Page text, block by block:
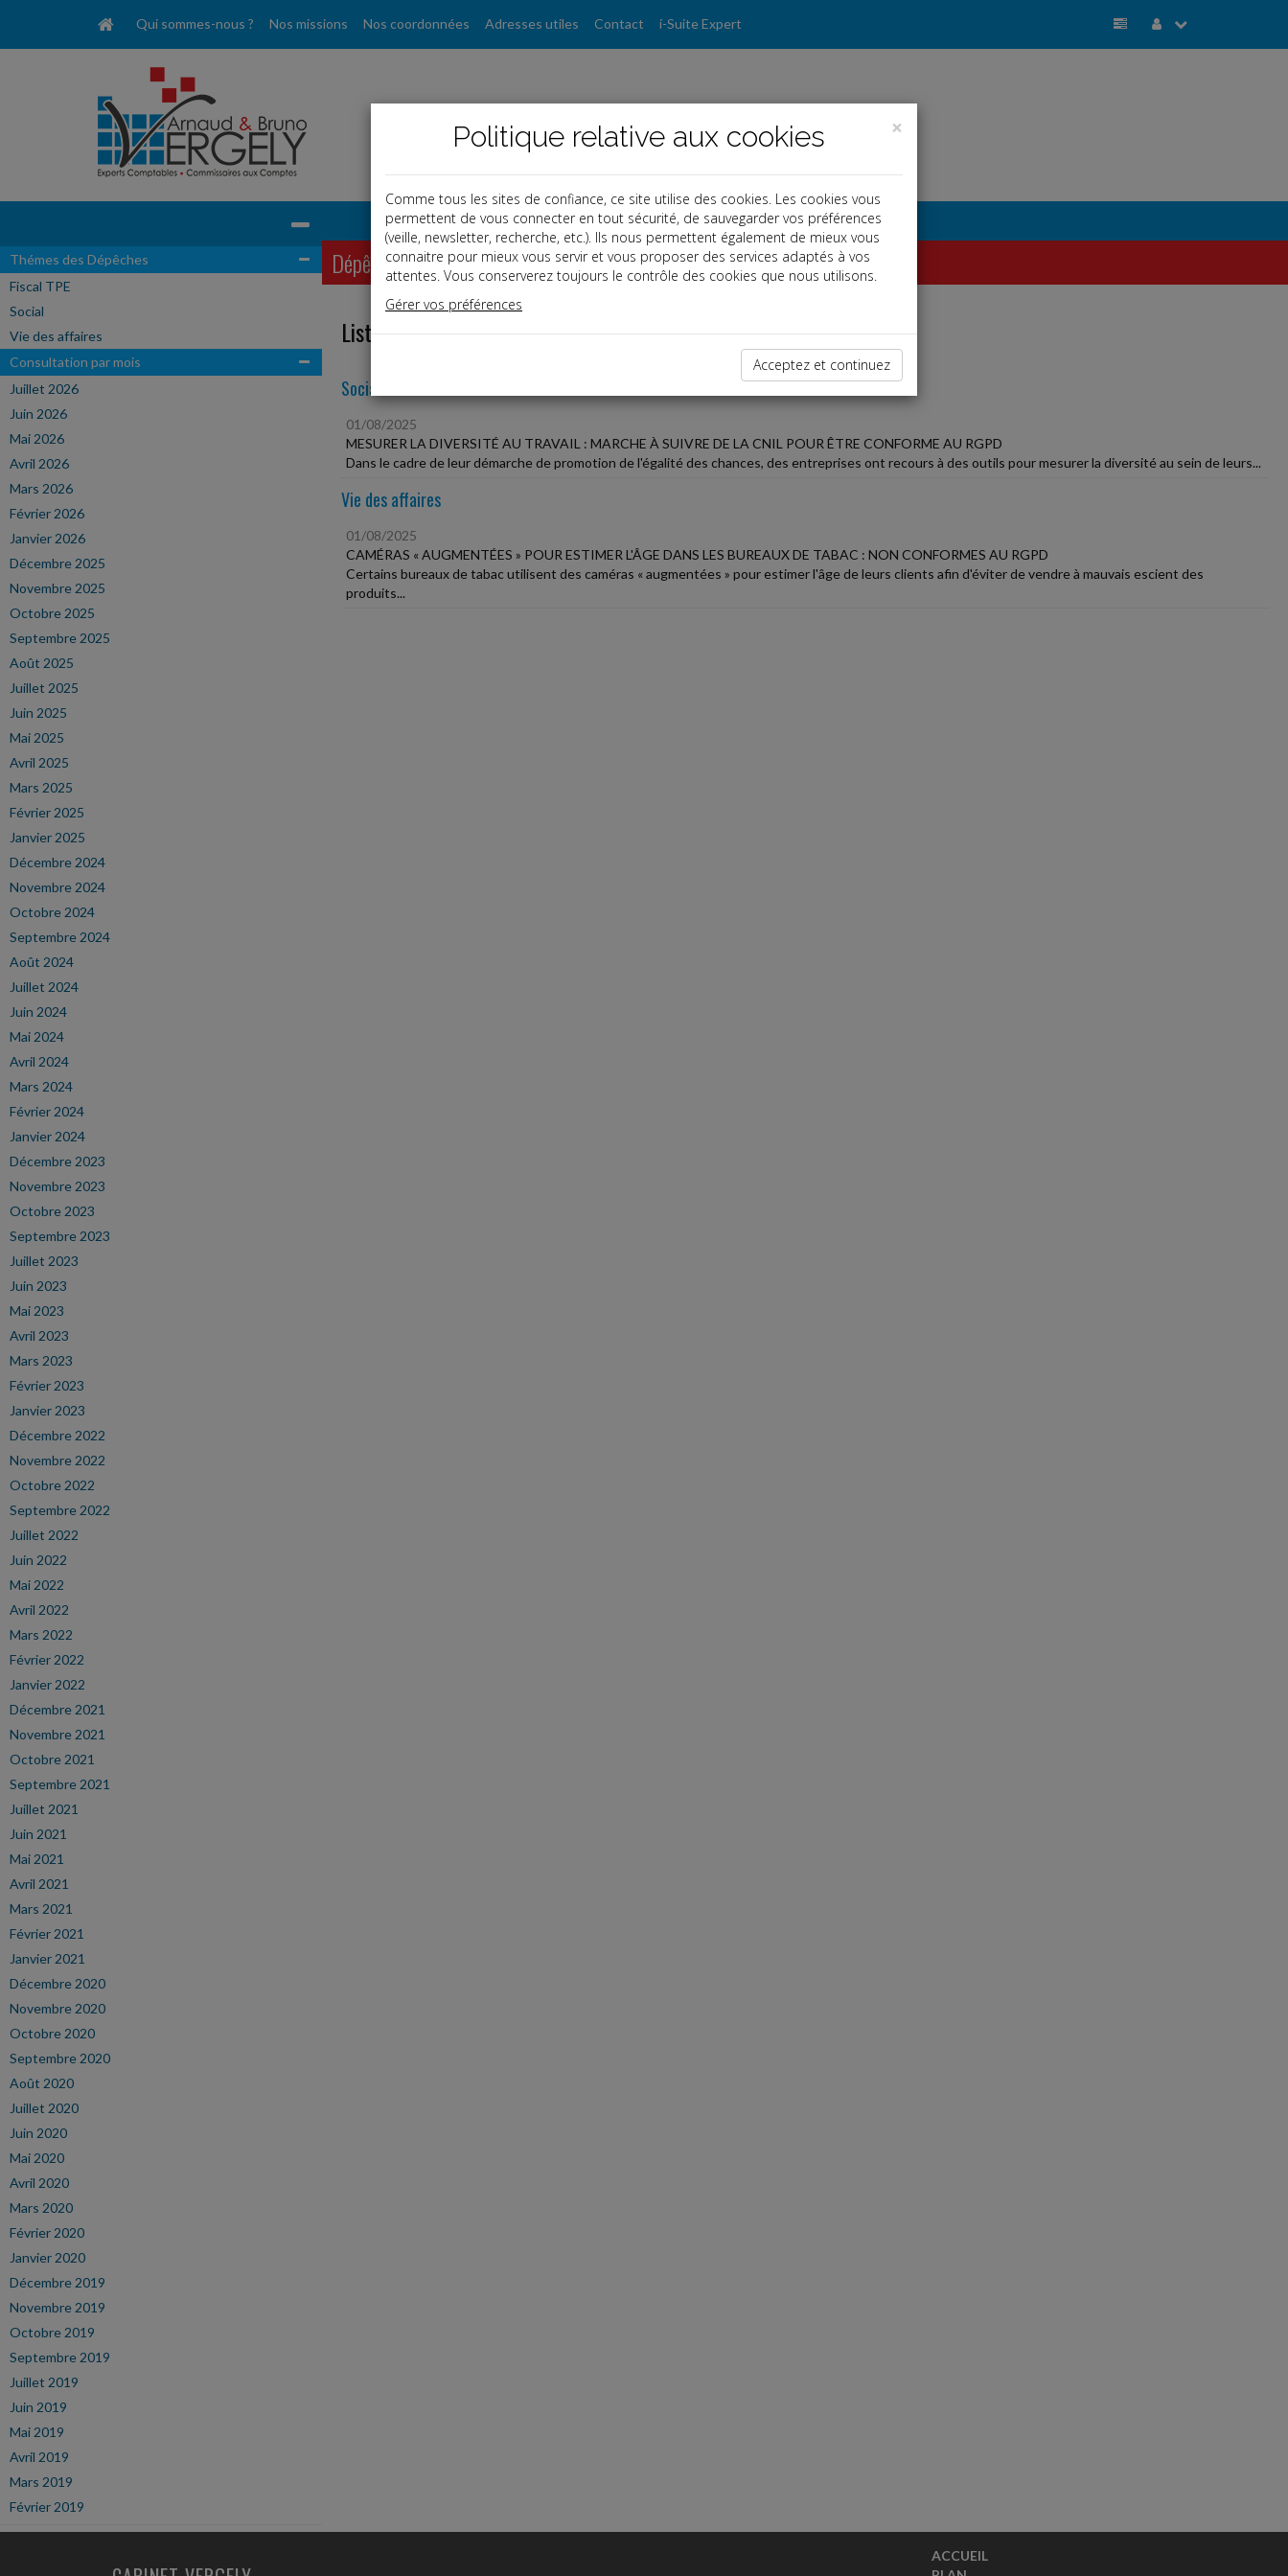
Qui sommes-nous ? Nos missions Nos coordonnées Adresses utiles Contact i-Suite Expert
Thémes des Dépêches
Fiscal TPE
Social
Vie des affaires
Consultation par mois
Juillet 2026
Juin 2026
Mai 2026
Avril 2026
Mars 2026
Février 2026
Janvier 2026
Décembre 2025
Novembre 2025
Octobre 2025
Septembre 2025
Août 2025
Juillet 2025
Juin 2025
Mai 2025
Avril 2025
Mars 2025
Février 2025
Janvier 2025
Décembre 2024
Novembre 2024
Octobre 2024
Septembre 2024
Août 2024
Juillet 2024
Juin 2024
Mai 2024
Avril 2024
Mars 2024
Février 2024
Janvier 2024
Décembre 2023
Novembre 2023
Octobre 2023
Septembre 2023
Juillet 2023
Juin 2023
Mai 2023
Avril 2023
Mars 2023
Février 2023
Janvier 2023
Décembre 2022
Novembre 2022
Octobre 2022
Septembre 2022
Juillet 2022
Juin 2022
Mai 2022
Avril 2022
Mars 2022
Février 2022
Janvier 2022
Décembre 2021
Novembre 2021
Octobre 2021
Septembre 2021
Juillet 2021
Juin 2021
Mai 2021
Avril 2021
Mars 2021
Février 2021
Janvier 2021
Décembre 2020
Novembre 2020
Octobre 2020
Septembre 2020
Août 2020
Juillet 2020
Juin 2020
Mai 2020
Avril 2020
Mars 2020
Février 2020
Janvier 2020
Décembre 2019
Novembre 2019
Octobre 2019
Septembre 2019
Juillet 2019
Juin 2019
Mai 2019
Avril 2019
Mars 2019
Février 2019
Dépêches
Liste des dernières dépêches
Social
01/08/2025
MESURER LA DIVERSITÉ AU TRAVAIL : MARCHE À SUIVRE DE LA CNIL POUR ÊTRE CONFORME AU RGPD
Dans le cadre de leur démarche de promotion de l'égalité des chances, des entreprises ont recours à des outils pour mesurer la diversité au sein de leurs...
Vie des affaires
01/08/2025
CAMÉRAS « AUGMENTÉES » POUR ESTIMER L'ÂGE DANS LES BUREAUX DE TABAC : NON CONFORMES AU RGPD
Certains bureaux de tabac utilisent des caméras « augmentées » pour estimer l'âge de leurs clients afin d'éviter de vendre à mauvais escient des
produits...
ACCUEIL
×
Politique relative aux cookies
Comme tous les sites de confiance, ce site utilise des cookies. Les cookies vous
permettent de vous connecter en tout sécurité, de sauvegarder vos préférences
(veille, newsletter, recherche, etc.). Ils nous permettent également de mieux vous
connaitre pour mieux vous servir et vous proposer des services adaptés à vos
attentes. Vous conserverez toujours le contrôle des cookies que nous utilisons.
Gérer vos préférences
Acceptez et continuez